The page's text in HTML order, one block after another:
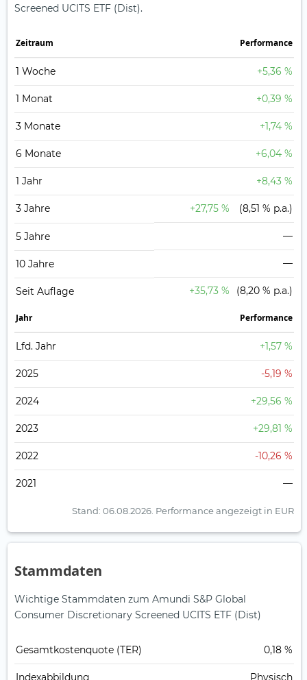
Screened UCITS ETF (Dist).
Zeit­raum Perfor­mance
1 Woche +5,36 %
1 Monat +0,39 %
3 Monate +1,74 %
6 Monate +6,04 %
1 Jahr +8,43 %
3 Jahre +27,75 % (8,51 % p.a.)
5 Jahre —
10 Jahre —
Seit Auflage +35,73 % (8,20 % p.a.)
Jahr Perfor­mance
Lfd. Jahr +1,57 %
2025 -5,19 %
2024 +29,56 %
2023 +29,81 %
2022 -10,26 %
2021 —
Stand: 06.08.2026. Performance angezeigt in EUR
Stammdaten
Wichtige Stammdaten zum Amundi S&P Global
Consumer Discretionary Screened UCITS ETF (Dist)
Gesamt­kosten­quote (TER) 0,18 %
Index­abbildung Physisch